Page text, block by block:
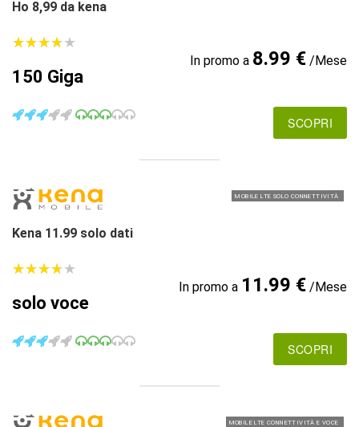
Ho 8,99 da kena
★★★★★
★★★★★
150 Giga
In promo a 8.99 €/Mese
SCOPRI
MOBILE LTE SOLO CONNETTIVITÀ
Kena 11.99 solo dati
★★★★★
★★★★★
solo voce
In promo a 11.99 €/Mese
SCOPRI
MOBILE LTE CONNETTIVITÀ E VOCE